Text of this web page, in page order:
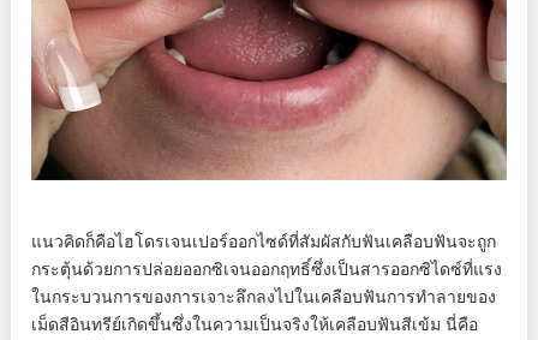
แนวคิดก็คือไฮโดรเจนเปอร์ออกไซด์ที่สัมผัสกับฟันเคลือบฟันจะถูก
กระตุ้นด้วยการปล่อยออกซิเจนออกฤทธิ์ซึ่งเป็นสารออกซิไดซ์ที่แรง
ในกระบวนการของการเจาะลึกลงไปในเคลือบฟันการทำลายของ
เม็ดสีอินทรีย์เกิดขึ้นซึ่งในความเป็นจริงให้เคลือบฟันสีเข้ม นี่คือ